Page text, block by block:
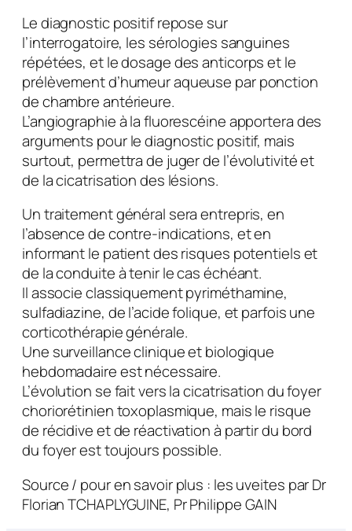
Le diagnostic positif repose sur
l’interrogatoire, les sérologies sanguines
répétées, et le dosage des anticorps et le
prélèvement d’humeur aqueuse par ponction
de chambre antérieure.
L’angiographie à la fluorescéine apportera des
arguments pour le diagnostic positif, mais
surtout, permettra de juger de l’évolutivité et
de la cicatrisation des lésions.
Un traitement général sera entrepris, en
l’absence de contre-indications, et en
informant le patient des risques potentiels et
de la conduite à tenir le cas échéant.
Il associe classiquement pyriméthamine,
sulfadiazine, de l’acide folique, et parfois une
corticothérapie générale.
Une surveillance clinique et biologique
hebdomadaire est nécessaire.
L’évolution se fait vers la cicatrisation du foyer
choriorétinien toxoplasmique, mais le risque
de récidive et de réactivation à partir du bord
du foyer est toujours possible.
Source / pour en savoir plus : les uveites par Dr
Florian TCHAPLYGUINE, Pr Philippe GAIN